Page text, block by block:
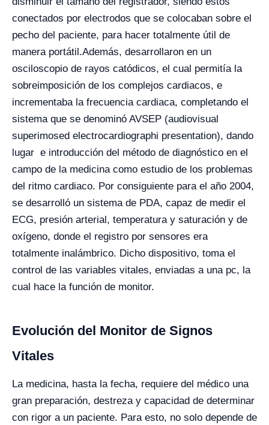
conectados por electrodos que se colocaban sobre el
pecho del paciente, para hacer totalmente útil de
manera portátil.Además, desarrollaron en un
osciloscopio de rayos catódicos, el cual permitía la
sobreimposición de los complejos cardiacos, e
incrementaba la frecuencia cardiaca, completando el
sistema que se denominó AVSEP (audiovisual
superimosed electrocardiographi presentation), dando
lugar e introducción del método de diagnóstico en el
campo de la medicina como estudio de los problemas
del ritmo cardiaco. Por consiguiente para el año 2004,
se desarrolló un sistema de PDA, capaz de medir el
ECG, presión arterial, temperatura y saturación y de
oxígeno, donde el registro por sensores era
totalmente inalámbrico. Dicho dispositivo, toma el
control de las variables vitales, enviadas a una pc, la
cual hace la función de monitor.
Evolución del Monitor de Signos
Vitales
La medicina, hasta la fecha, requiere del médico una
gran preparación, destreza y capacidad de determinar
con rigor a un paciente. Para esto, no solo depende de